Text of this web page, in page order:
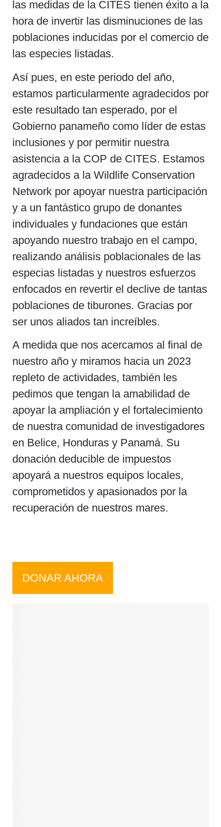
las medidas de la CITES tienen éxito a la
hora de invertir las disminuciones de las
poblaciones inducidas por el comercio de
las especies listadas.
Así pues, en este periodo del año,
estamos particularmente agradecidos por
este resultado tan esperado, por el
Gobierno panameño como líder de estas
inclusiones y por permitir nuestra
asistencia a la COP de CITES. Estamos
agradecidos a la Wildlife Conservation
Network por apoyar nuestra participación
y a un fantástico grupo de donantes
individuales y fundaciones que están
apoyando nuestro trabajo en el campo,
realizando análisis poblacionales de las
especias listadas y nuestros esfuerzos
enfocados en revertir el declive de tantas
poblaciones de tiburones. Gracias por
ser unos aliados tan increíbles.
A medida que nos acercamos al final de
nuestro año y miramos hacia un 2023
repleto de actividades, también les
pedimos que tengan la amabilidad de
apoyar la ampliación y el fortalecimiento
de nuestra comunidad de investigadores
en Belice, Honduras y Panamá. Su
donación deducible de impuestos
apoyará a nuestros equipos locales,
comprometidos y apasionados por la
recuperación de nuestros mares.
DONAR AHORA